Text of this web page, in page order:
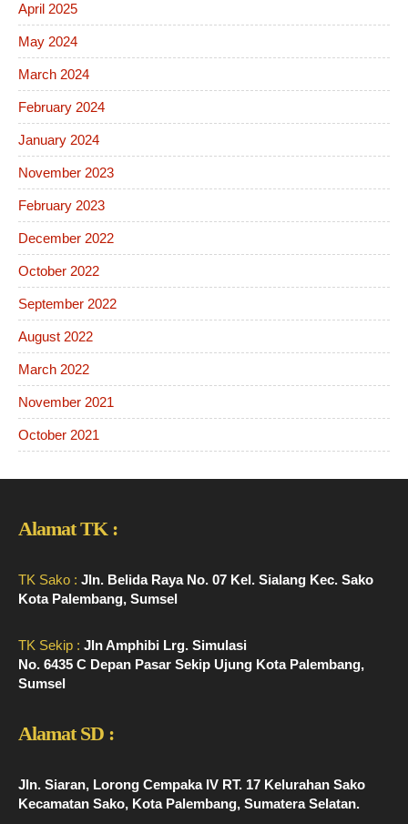
April 2025
May 2024
March 2024
February 2024
January 2024
November 2023
February 2023
December 2022
October 2022
September 2022
August 2022
March 2022
November 2021
October 2021
Alamat TK :
TK Sako : Jln. Belida Raya No. 07 Kel. Sialang Kec. Sako
Kota Palembang, Sumsel
TK Sekip : Jln Amphibi Lrg. Simulasi
No. 6435 C Depan Pasar Sekip Ujung Kota Palembang,
Sumsel
Alamat SD :
Jln. Siaran, Lorong Cempaka IV RT. 17 Kelurahan Sako
Kecamatan Sako, Kota Palembang, Sumatera Selatan.